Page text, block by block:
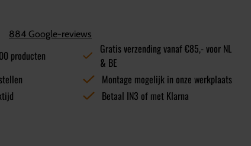
884 Google-reviews
producten
Gratis verzending vanaf €85,- voor NL
& BE
Montage mogelijk in onze werkplaats
Betaal IN3 of met Klarna